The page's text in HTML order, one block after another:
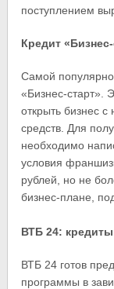
поступлением
Кредит «Бизнес-
Самой
«Бизнес-старт».
открыть бизнес
средств. Для
необходимо
условия
рублей, но не
бизнес-плане,
ВТБ 24:
ВТБ 24 готов
программы в